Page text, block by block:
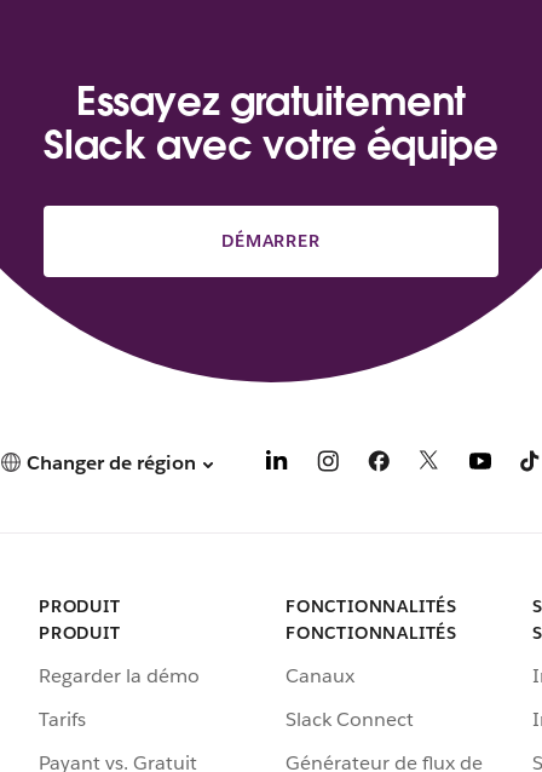
Essayez gratuitement
Slack avec votre équipe
DÉMARRER
Changer de région
PRODUIT
PRODUIT
Regarder la démo
Tarifs
Payant vs. Gratuit
FONCTIONNALITÉS
FONCTIONNALITÉS
Canaux
Slack Connect
Générateur de flux de